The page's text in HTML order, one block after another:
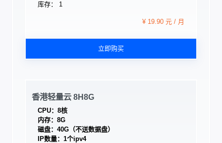
库存： 1
¥ 19.90 元 / 月
立即购买
香港轻量云 8H8G
CPU：8核
内存：8G
磁盘：40G（不送数据盘）
IP数量：1个ipv4